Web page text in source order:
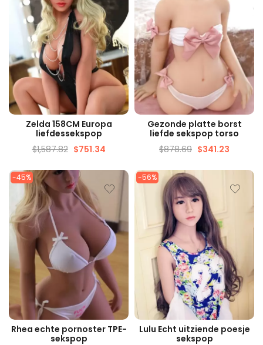
SNELLE WEERGAVE
Zelda 158CM Europa
liefdessekspop
$1,587.82 $751.34
SNELLE WEERGAVE
Gezonde platte borst
liefde sekspop torso
$878.69 $341.23
-45%
SNELLE WEERGAVE
Rhea echte pornoster TPE-
sekspop
-56%
SNELLE WEERGAVE
Lulu Echt uitziende poesje
sekspop